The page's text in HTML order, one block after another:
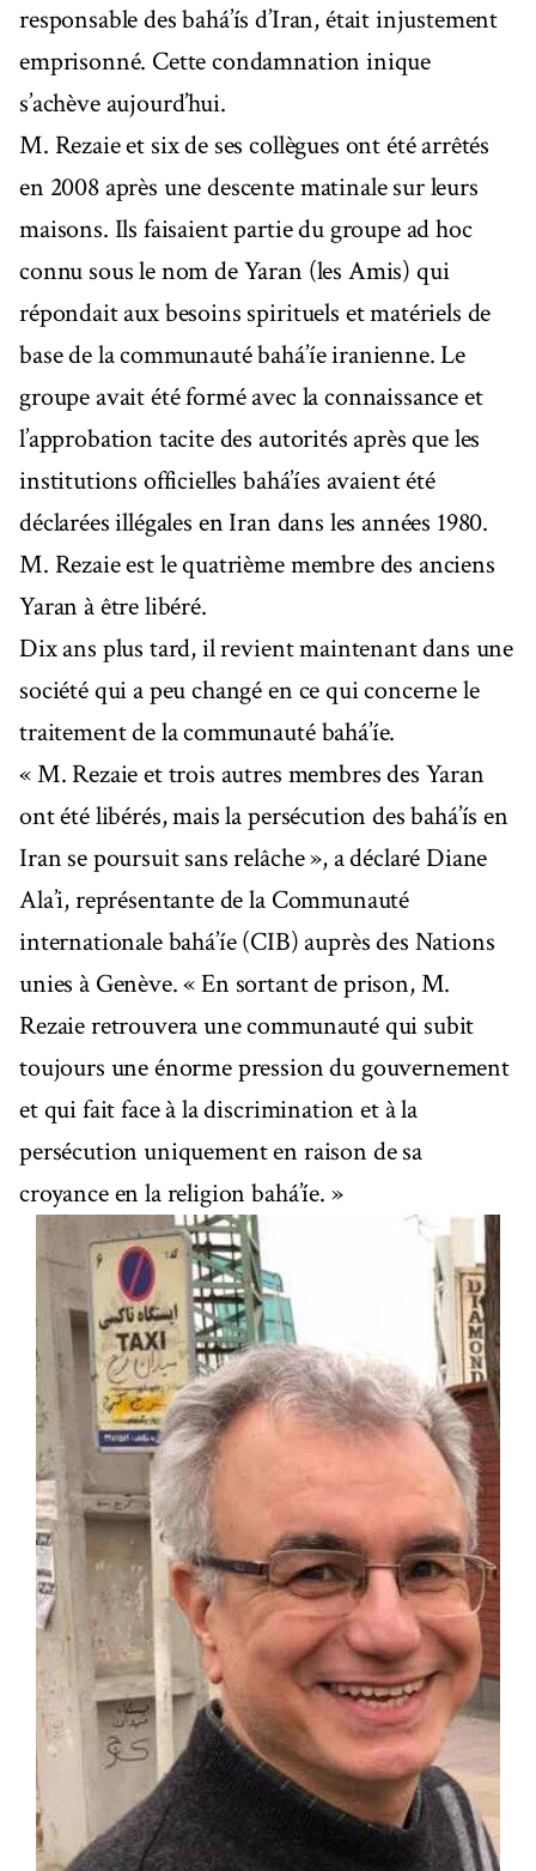
responsable des bahá’ís d’Iran, était injustement
emprisonné. Cette condamnation inique
s’achève aujourd’hui.
M. Rezaie et six de ses collègues ont été arrêtés
en 2008 après une descente matinale sur leurs
maisons. Ils faisaient partie du groupe ad hoc
connu sous le nom de Yaran (les Amis) qui
répondait aux besoins spirituels et matériels de
base de la communauté bahá’íe iranienne. Le
groupe avait été formé avec la connaissance et
l’approbation tacite des autorités après que les
institutions officielles bahá’íes avaient été
déclarées illégales en Iran dans les années 1980.
M. Rezaie est le quatrième membre des anciens
Yaran à être libéré.
Dix ans plus tard, il revient maintenant dans une
société qui a peu changé en ce qui concerne le
traitement de la communauté bahá’íe.
« M. Rezaie et trois autres membres des Yaran
ont été libérés, mais la persécution des bahá’ís en
Iran se poursuit sans relâche », a déclaré Diane
Ala’i, représentante de la Communauté
internationale bahá’íe (CIB) auprès des Nations
unies à Genève. « En sortant de prison, M.
Rezaie retrouvera une communauté qui subit
toujours une énorme pression du gouvernement
et qui fait face à la discrimination et à la
persécution uniquement en raison de sa
croyance en la religion bahá’íe. »